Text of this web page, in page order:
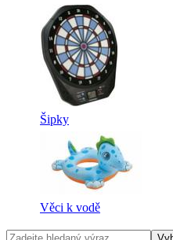
Šipky
Věci k vodě